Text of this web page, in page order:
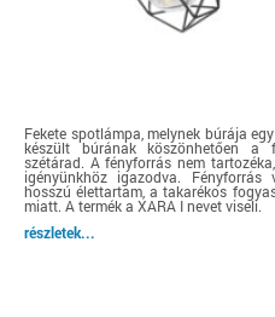
Fekete spotlámpa, melynek búrája
készült búrának köszönhetően a
szétárad. A fényforrás nem
igényünkhöz igazodva.
hosszú élettartam, a takarékos
miatt. A termék a XARA I nevet viseli.
részletek...